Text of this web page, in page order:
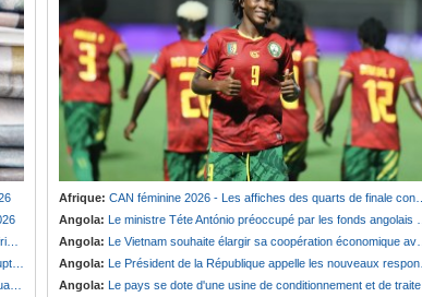
Afrique: CAN féminine 2026 - Les affiches des quarts de finale connues
Angola: Le ministre Téte António préoccupé par les fonds angolais bloqués en Suisse
Angola: Le Vietnam souhaite élargir sa coopération économique avec le pays
Angola: Le Président de la République appelle les nouveaux responsables à renforcer l'action de l'Exécutif
Angola: Le pays se dote d'une usine de conditionnement et de traitement des semences